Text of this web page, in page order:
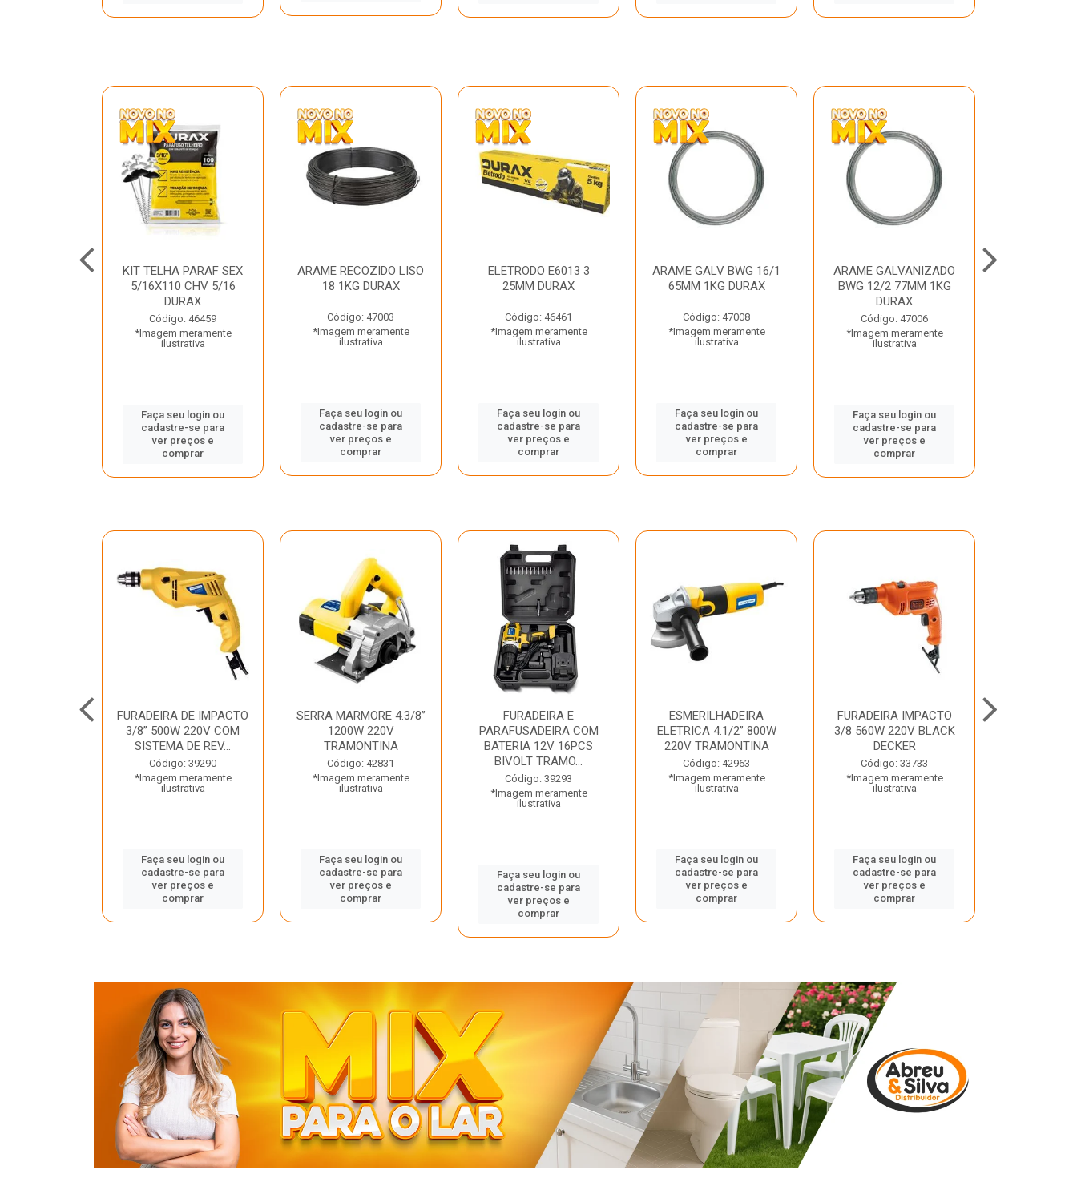
KIT TELHA PARAF SEX
5/16X110 CHV 5/16
DURAX
Código: 46459
*Imagem meramente
ilustrativa
Faça seu login ou
cadastre-se para
ver preços e
comprar
ARAME RECOZIDO LISO
18 1KG DURAX
Código: 47003
*Imagem meramente
ilustrativa
Faça seu login ou
cadastre-se para
ver preços e
comprar
ELETRODO E6013 3
25MM DURAX
Código: 46461
*Imagem meramente
ilustrativa
Faça seu login ou
cadastre-se para
ver preços e
comprar
ARAME GALV BWG 16/1
65MM 1KG DURAX
Código: 47008
*Imagem meramente
ilustrativa
Faça seu login ou
cadastre-se para
ver preços e
comprar
ARAME GALVANIZADO
BWG 12/2 77MM 1KG
DURAX
Código: 47006
*Imagem meramente
ilustrativa
Faça seu login ou
cadastre-se para
ver preços e
comprar
FURADEIRA DE IMPACTO
3/8” 500W 220V COM
SISTEMA DE REV...
Código: 39290
*Imagem meramente
ilustrativa
Faça seu login ou
cadastre-se para
ver preços e
comprar
SERRA MARMORE 4.3/8”
1200W 220V
TRAMONTINA
Código: 42831
*Imagem meramente
ilustrativa
Faça seu login ou
cadastre-se para
ver preços e
comprar
FURADEIRA E
PARAFUSADEIRA COM
BATERIA 12V 16PCS
BIVOLT TRAMO...
Código: 39293
*Imagem meramente
ilustrativa
Faça seu login ou
cadastre-se para
ver preços e
comprar
ESMERILHADEIRA
ELETRICA 4.1/2” 800W
220V TRAMONTINA
Código: 42963
*Imagem meramente
ilustrativa
Faça seu login ou
cadastre-se para
ver preços e
comprar
FURADEIRA IMPACTO
3/8 560W 220V BLACK
DECKER
Código: 33733
*Imagem meramente
ilustrativa
Faça seu login ou
cadastre-se para
ver preços e
comprar